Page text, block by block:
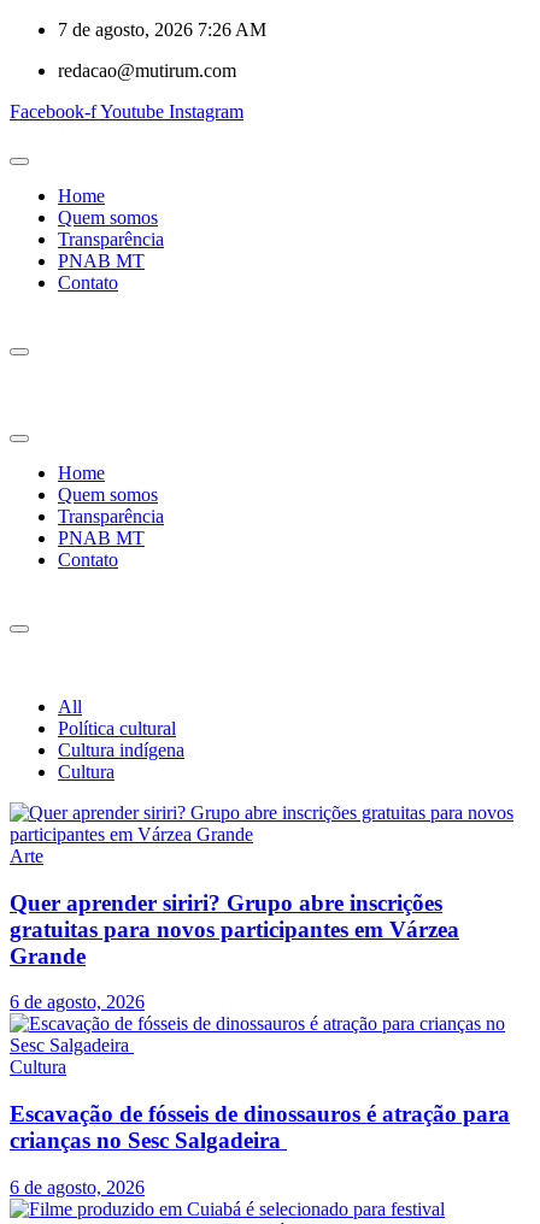
7 de agosto, 2026 7:26 AM
redacao@mutirum.com
Facebook-fYoutube Instagram
Home
Quem somos
Transparência
PNAB MT
Contato
Home
Quem somos
Transparência
PNAB MT
Contato
All
Política cultural
Cultura indígena
Cultura
Arte
Quer aprender siriri? Grupo abre inscrições
gratuitas para novos participantes em Várzea
Grande
6 de agosto, 2026
Cultura
Escavação de fósseis de dinossauros é atração para
crianças no Sesc Salgadeira
6 de agosto, 2026